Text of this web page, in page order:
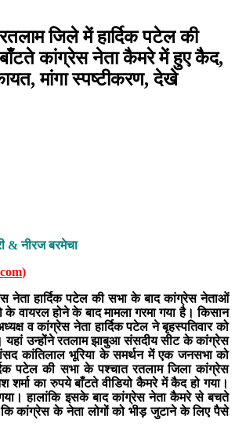
जिले में हार्दिक पटेल की
कांग्रेस नेता कैमरे में हुए कैद,
मांगा स्पष्टीकरण, देखे
& नीरज बरमेचा
)
नेता हार्दिक पटेल की सभा के बाद कांग्रेस नेताओं
के वायरल होने के बाद मामला गरमा गया है। किसान
व कांग्रेस नेता हार्दिक पटेल ने बृहस्पतिवार को
उन्होंने रतलाम झाबुआ संसदीय सीट के कांग्रेस
कांतिलाल भूरिया के समर्थन में एक जनसभा को
पटेल की सभा के पश्चात रतलाम जिला कांग्रेस
शर्मा का रुपये बाँटते वीडियो कैमरे में कैद हो गया।
गया। हालांकि इसके बाद कांग्रेस नेता कैमरे से बचते
कांग्रेस के नेता लोगों को भीड़ जुटाने के लिए पैसे